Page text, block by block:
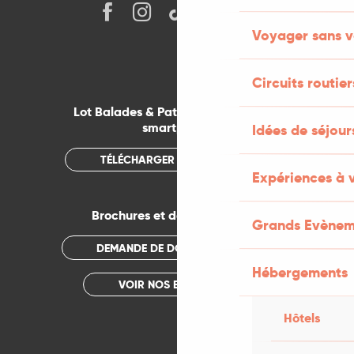
Voyager sans
Circuits
Idées de
Expériences à
Grands
Hébergements
Hôtels
Lot Balades & Patrimoines sur votre
smartphone
TÉLÉCHARGER L'APPLICATION
Brochures et documentations
DEMANDE DE DOCUMENTATION
VOIR NOS BROCHURES